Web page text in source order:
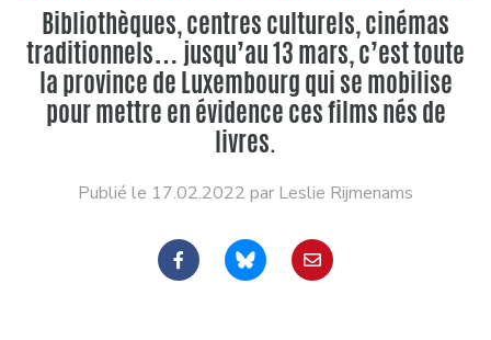
Bibliothèques, centres culturels, cinémas
traditionnels… jusqu’au 13 mars, c’est toute
la province de Luxembourg qui se mobilise
pour mettre en évidence ces films nés de
livres.
Publié le 17.02.2022 par Leslie Rijmenams